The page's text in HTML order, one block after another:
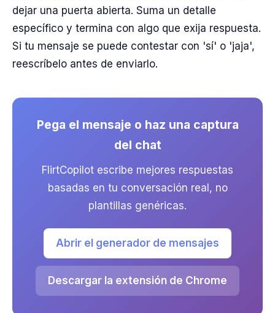
dejar una puerta abierta. Suma un detalle
específico y termina con algo que exija respuesta.
Si tu mensaje se puede contestar con 'sí' o 'jaja',
reescríbelo antes de enviarlo.
Pega el mensaje o haz una captura
del chat
FlirtCopilot escribe mejores respuestas
basadas en tu conversación real, no
plantillas genéricas.
Abrir el generador de mensajes
Descargar la extensión de Chrome